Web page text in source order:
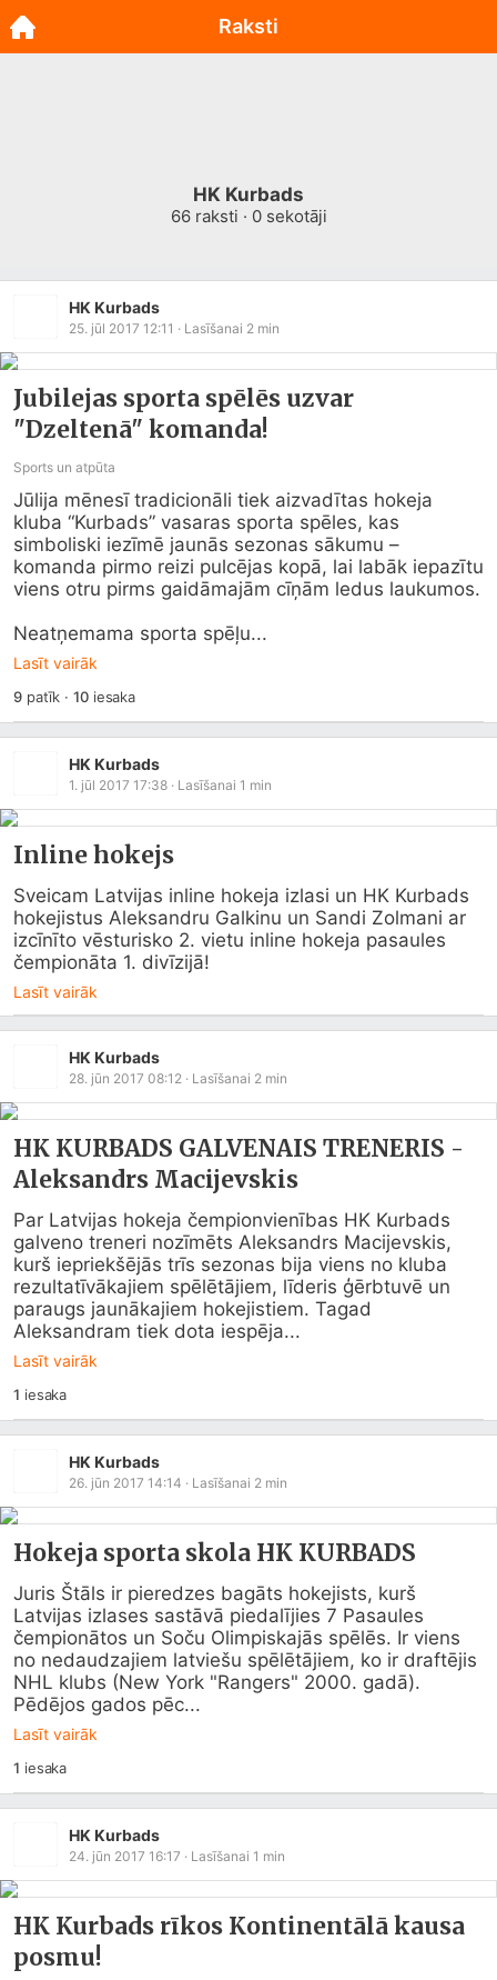
HK Kurbads
66raksti · 0sekotāji
HK Kurbads
25. jūl 2017 12:11 · Lasīšanai 2 min
Jubilejas sporta spēlēs uzvar
"Dzeltenā" komanda!
Sports un atpūta
Jūlija mēnesī tradicionāli tiek aizvadītas hokeja
kluba “Kurbads” vasaras sporta spēles, kas
simboliski iezīmē jaunās sezonas sākumu –
komanda pirmo reizi pulcējas kopā, lai labāk iepazītu
viens otru pirms gaidāmajām cīņām ledus laukumos.
Neatņemama sporta spēļu...
Lasīt vairāk
9patīk ·10iesaka
HK Kurbads
1. jūl 2017 17:38 · Lasīšanai 1 min
Inline hokejs
Sveicam Latvijas inline hokeja izlasi un HK Kurbads
hokejistus Aleksandru Galkinu un Sandi Zolmani ar
izcīnīto vēsturisko 2. vietu inline hokeja pasaules
čempionāta 1. divīzijā!
Lasīt vairāk
HK Kurbads
28. jūn 2017 08:12 · Lasīšanai 2 min
HK KURBADS GALVENAIS TRENERIS -
Aleksandrs Macijevskis
Par Latvijas hokeja čempionvienības HK Kurbads
galveno treneri nozīmēts Aleksandrs Macijevskis,
kurš iepriekšējās trīs sezonas bija viens no kluba
rezultatīvākajiem spēlētājiem, līderis ģērbtuvē un
paraugs jaunākajiem hokejistiem. Tagad
Aleksandram tiek dota iespēja...
Lasīt vairāk
1 iesaka
HK Kurbads
26. jūn 2017 14:14 · Lasīšanai 2 min
Hokeja sporta skola HK KURBADS
Juris Štāls ir pieredzes bagāts hokejists, kurš
Latvijas izlases sastāvā piedalījies 7 Pasaules
čempionātos un Soču Olimpiskajās spēlēs. Ir viens
no nedaudzajiem latviešu spēlētājiem, ko ir draftējis
NHL klubs (New York "Rangers" 2000. gadā).
Pēdējos gados pēc...
Lasīt vairāk
1 iesaka
HK Kurbads
24. jūn 2017 16:17 · Lasīšanai 1 min
HK Kurbads rīkos Kontinentālā kausa
posmu!
Raksti